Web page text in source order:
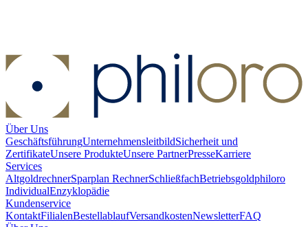
Über Uns
GeschäftsführungUnternehmensleitbildSicherheit und
ZertifikateUnsere ProdukteUnsere PartnerPresseKarriere
Services
AltgoldrechnerSparplan RechnerSchließfachBetriebsgoldphiloro
IndividualEnzyklopädie
Kundenservice
KontaktFilialenBestellablaufVersandkostenNewsletterFAQ